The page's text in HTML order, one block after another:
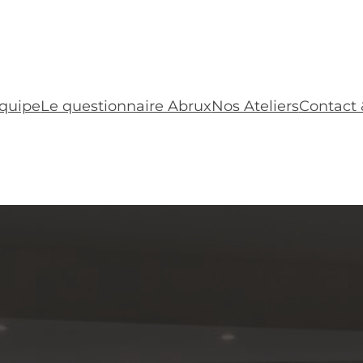
Le questionnaire AbruxNos AteliersContact